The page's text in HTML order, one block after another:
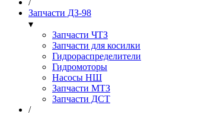
/
Запчасти ДЗ-98
▾
Запчасти ЧТЗ
Запчасти для косилки
Гидрораспределители
Гидромоторы
Насосы НШ
Запчасти МТЗ
Запчасти ДСТ
/